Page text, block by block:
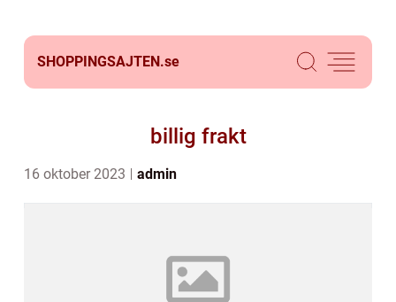
SHOPPINGSAJTEN.se
billig frakt
16 oktober 2023 admin